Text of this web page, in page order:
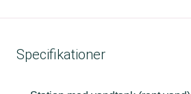
Specifikationer